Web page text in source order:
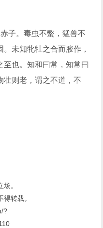
子。毒虫不螫，猛兽不
未知牝牡之合而朘作，
至也。知和曰常，知常曰
壮则老，谓之不道，不
。
转载。
?